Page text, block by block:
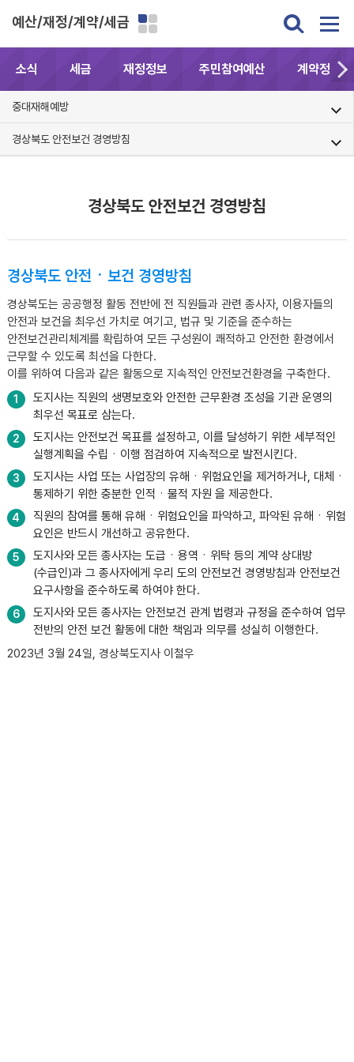
예산/재정/계약/세금
소식 세금 재정정보 주민참여예산 계약정보
중대재해예방
경상북도 안전보건 경영방침
경상북도 안전보건 경영방침
경상북도 안전ㆍ보건 경영방침
경상북도는 공공행정 활동 전반에 전 직원들과 관련 종사자, 이용자들의
안전과 보건을 최우선 가치로 여기고, 법규 및 기준을 준수하는
안전보건관리체계를 확립하여 모든 구성원이 쾌적하고 안전한 환경에서
근무할 수 있도록 최선을 다한다.
이를 위하여 다음과 같은 활동으로 지속적인 안전보건환경을 구축한다.
1
도지사는 직원의 생명보호와 안전한 근무환경 조성을 기관 운영의
최우선 목표로 삼는다.
2
도지사는 안전보건 목표를 설정하고, 이를 달성하기 위한 세부적인
실행계획을 수립ㆍ이행 점검하여 지속적으로 발전시킨다.
3
도지사는 사업 또는 사업장의 유해ㆍ위험요인을 제거하거나, 대체ㆍ
통제하기 위한 충분한 인적ㆍ물적 자원 을 제공한다.
4
직원의 참여를 통해 유해ㆍ위험요인을 파악하고, 파악된 유해ㆍ위험
요인은 반드시 개선하고 공유한다.
5
도지사와 모든 종사자는 도급ㆍ용역ㆍ위탁 등의 계약 상대방
(수급인)과 그 종사자에게 우리 도의 안전보건 경영방침과 안전보건
요구사항을 준수하도록 하여야 한다.
6
도지사와 모든 종사자는 안전보건 관계 법령과 규정을 준수하여 업무
전반의 안전 보건 활동에 대한 책임과 의무를 성실히 이행한다.
2023년 3월 24일, 경상북도지사 이철우